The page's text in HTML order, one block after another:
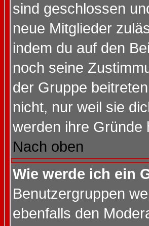
sind geschlossen
neue Mitglieder
indem du auf den
noch seine
der Gruppe
nicht, nur weil sie
werden ihre Gründe
Nach oben
Wie werde ich ein
Benutzergruppen
ebenfalls den